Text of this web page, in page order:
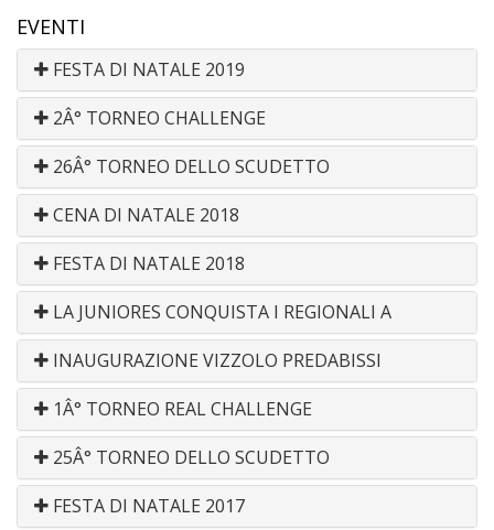
EVENTI
FESTA DI NATALE 2019
2Â° TORNEO CHALLENGE
26Â° TORNEO DELLO SCUDETTO
CENA DI NATALE 2018
FESTA DI NATALE 2018
LA JUNIORES CONQUISTA I REGIONALI A
INAUGURAZIONE VIZZOLO PREDABISSI
1Â° TORNEO REAL CHALLENGE
25Â° TORNEO DELLO SCUDETTO
FESTA DI NATALE 2017